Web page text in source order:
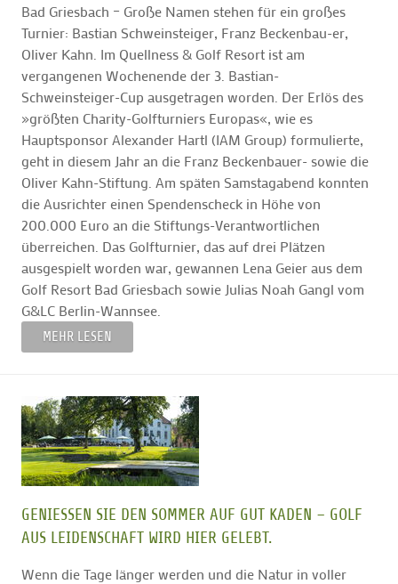
Bad Griesbach – Große Namen stehen für ein großes
Turnier: Bastian Schweinsteiger, Franz Beckenbau-er,
Oliver Kahn. Im Quellness & Golf Resort ist am
vergangenen Wochenende der 3. Bastian-
Schweinsteiger-Cup ausgetragen worden. Der Erlös des
»größten Charity-Golfturniers Europas«, wie es
Hauptsponsor Alexander Hartl (IAM Group) formulierte,
geht in diesem Jahr an die Franz Beckenbauer- sowie die
Oliver Kahn-Stiftung. Am späten Samstagabend konnten
die Ausrichter einen Spendenscheck in Höhe von
200.000 Euro an die Stiftungs-Verantwortlichen
überreichen. Das Golfturnier, das auf drei Plätzen
ausgespielt worden war, gewannen Lena Geier aus dem
Golf Resort Bad Griesbach sowie Julias Noah Gangl vom
G&LC Berlin-Wannsee.
MEHR LESEN
GENIESSEN SIE DEN SOMMER AUF GUT KADEN – GOLF A
US LEIDENSCHAFT WIRD HIER GELEBT.
Wenn die Tage länger werden und die Natur in voller